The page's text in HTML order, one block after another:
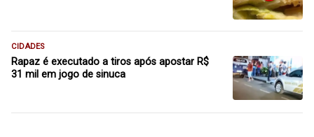
CIDADES
Rapaz é executado a tiros após apostar R$
31 mil em jogo de sinuca